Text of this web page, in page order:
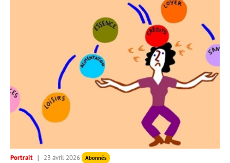
Portrait 23 avril 2026 Abonnés